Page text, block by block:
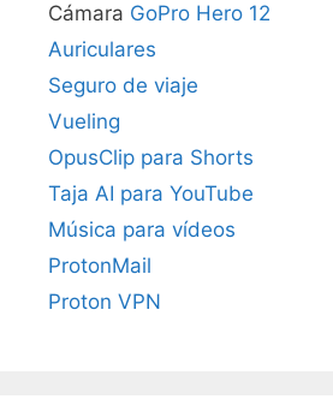
Cámara GoPro Hero 12
Auriculares
Seguro de viaje
Vueling
OpusClip para Shorts
Taja AI para YouTube
Música para vídeos
ProtonMail
Proton VPN